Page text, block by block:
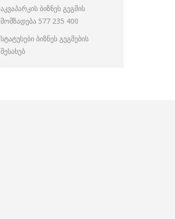
აკვაპარკის ბიზნეს გეგმის
მომზადება 577 235 400
სტატუსები ბიზნეს გეგმების
შესახებ